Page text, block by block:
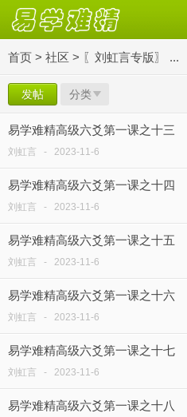
首页 > 社区 > 〖刘虹言专版〗 ...
发帖 分类
易学难精高级六爻第一课之十三
刘虹言 - 2023-11-6
易学难精高级六爻第一课之十四
刘虹言 - 2023-11-6
易学难精高级六爻第一课之十五
刘虹言 - 2023-11-6
易学难精高级六爻第一课之十六
刘虹言 - 2023-11-6
易学难精高级六爻第一课之十七
刘虹言 - 2023-11-6
易学难精高级六爻第一课之十八